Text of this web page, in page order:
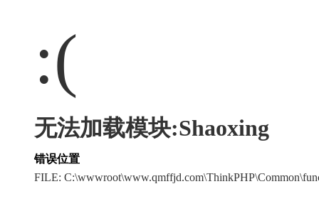
:(
无法加载模块:Shaoxing
错误位置
FILE: